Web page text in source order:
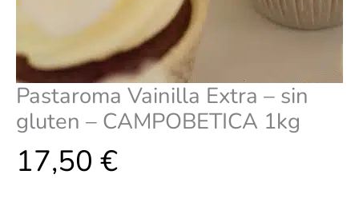
Pastaroma Vainilla Extra – sin
gluten – CAMPOBETICA 1kg
17,50 €